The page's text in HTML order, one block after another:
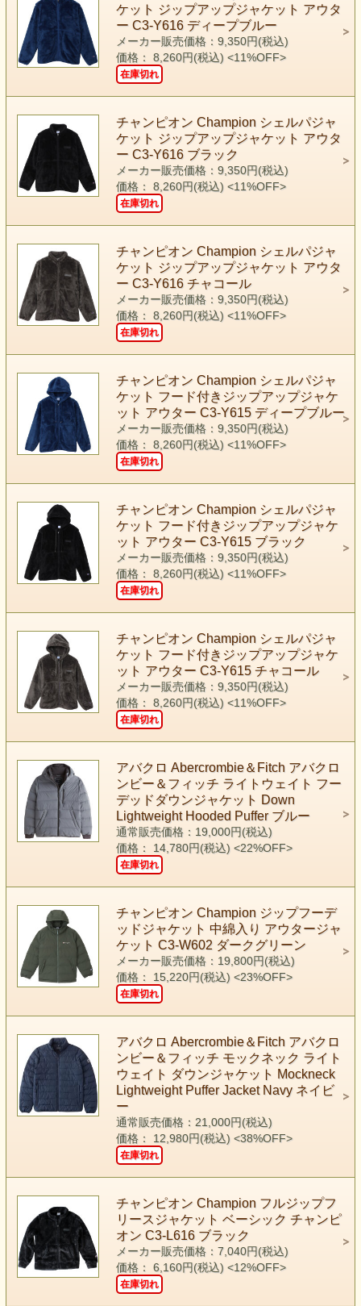
ケット ジップアップジャケット アウタ
ー C3-Y616 ディープブルー
メーカー販売価格：9,350円(税込)
価格： 8,260円(税込) <11%OFF>
在庫切れ
チャンピオン Champion シェルパジャ
ケット ジップアップジャケット アウタ
ー C3-Y616 ブラック
メーカー販売価格：9,350円(税込)
価格： 8,260円(税込) <11%OFF>
在庫切れ
チャンピオン Champion シェルパジャ
ケット ジップアップジャケット アウタ
ー C3-Y616 チャコール
メーカー販売価格：9,350円(税込)
価格： 8,260円(税込) <11%OFF>
在庫切れ
チャンピオン Champion シェルパジャ
ケット フード付きジップアップジャケ
ット アウター C3-Y615 ディープブルー
メーカー販売価格：9,350円(税込)
価格： 8,260円(税込) <11%OFF>
在庫切れ
チャンピオン Champion シェルパジャ
ケット フード付きジップアップジャケ
ット アウター C3-Y615 ブラック
メーカー販売価格：9,350円(税込)
価格： 8,260円(税込) <11%OFF>
在庫切れ
チャンピオン Champion シェルパジャ
ケット フード付きジップアップジャケ
ット アウター C3-Y615 チャコール
メーカー販売価格：9,350円(税込)
価格： 8,260円(税込) <11%OFF>
在庫切れ
アバクロ Abercrombie＆Fitch アバクロ
ンビー＆フィッチ ライトウェイト フー
デッドダウンジャケット Down
Lightweight Hooded Puffer ブルー
通常販売価格：19,000円(税込)
価格： 14,780円(税込) <22%OFF>
在庫切れ
チャンピオン Champion ジップフーデ
ッドジャケット 中綿入り アウタージャ
ケット C3-W602 ダークグリーン
メーカー販売価格：19,800円(税込)
価格： 15,220円(税込) <23%OFF>
在庫切れ
アバクロ Abercrombie＆Fitch アバクロ
ンビー＆フィッチ モックネック ライト
ウェイト ダウンジャケット Mockneck
Lightweight Puffer Jacket Navy ネイビ
ー
通常販売価格：21,000円(税込)
価格： 12,980円(税込) <38%OFF>
在庫切れ
チャンピオン Champion フルジップフ
リースジャケット ベーシック チャンピ
オン C3-L616 ブラック
メーカー販売価格：7,040円(税込)
価格： 6,160円(税込) <12%OFF>
在庫切れ